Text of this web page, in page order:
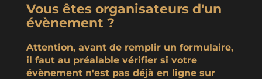
Vous êtes organisateurs d'un
évènement ?
Attention, avant de remplir un formulaire,
il faut au préalable vérifier si votre
évènement n'est pas déjà en ligne sur